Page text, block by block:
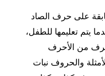
على حرف الصاد
يتم تعليمها للطفل،
من الأحرف
والحروف نبات